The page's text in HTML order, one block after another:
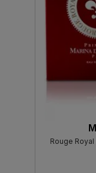
Rouge